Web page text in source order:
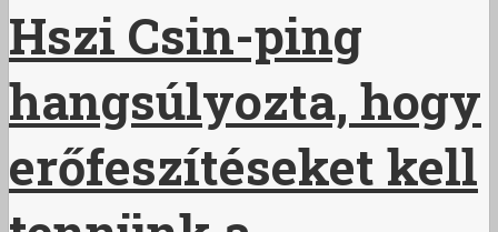
Hszi Csin-ping
hangsúlyozta, hogy
erőfeszítéseket kell